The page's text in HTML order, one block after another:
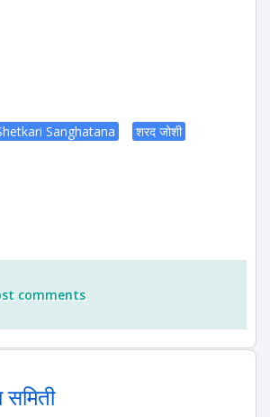
Sanghatana
शरद जोशी
शेतकरी संघटना ट्रस्ट
comments